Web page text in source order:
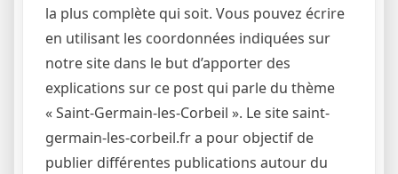
la plus complète qui soit. Vous pouvez écrire
en utilisant les coordonnées indiquées sur
notre site dans le but d’apporter des
explications sur ce post qui parle du thème
« Saint-Germain-les-Corbeil ». Le site saint-
germain-les-corbeil.fr a pour objectif de
publier différentes publications autour du